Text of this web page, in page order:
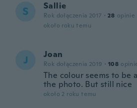
S Sallie
Rok dołączenia 2017 · 28 opinie
około roku temu
J Joan
Rok dołączenia 2019 · 108
The colour seems to be
the photo. But still nice
około 2 roku temu